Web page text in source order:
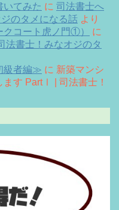
いてみた に 司法書士へ
のタメになる話 より
コート虎ノ門①）
に
法書士！みなオジのタ
級者編≫ に 新築マンシ
ます PartⅠ | 司法書士！